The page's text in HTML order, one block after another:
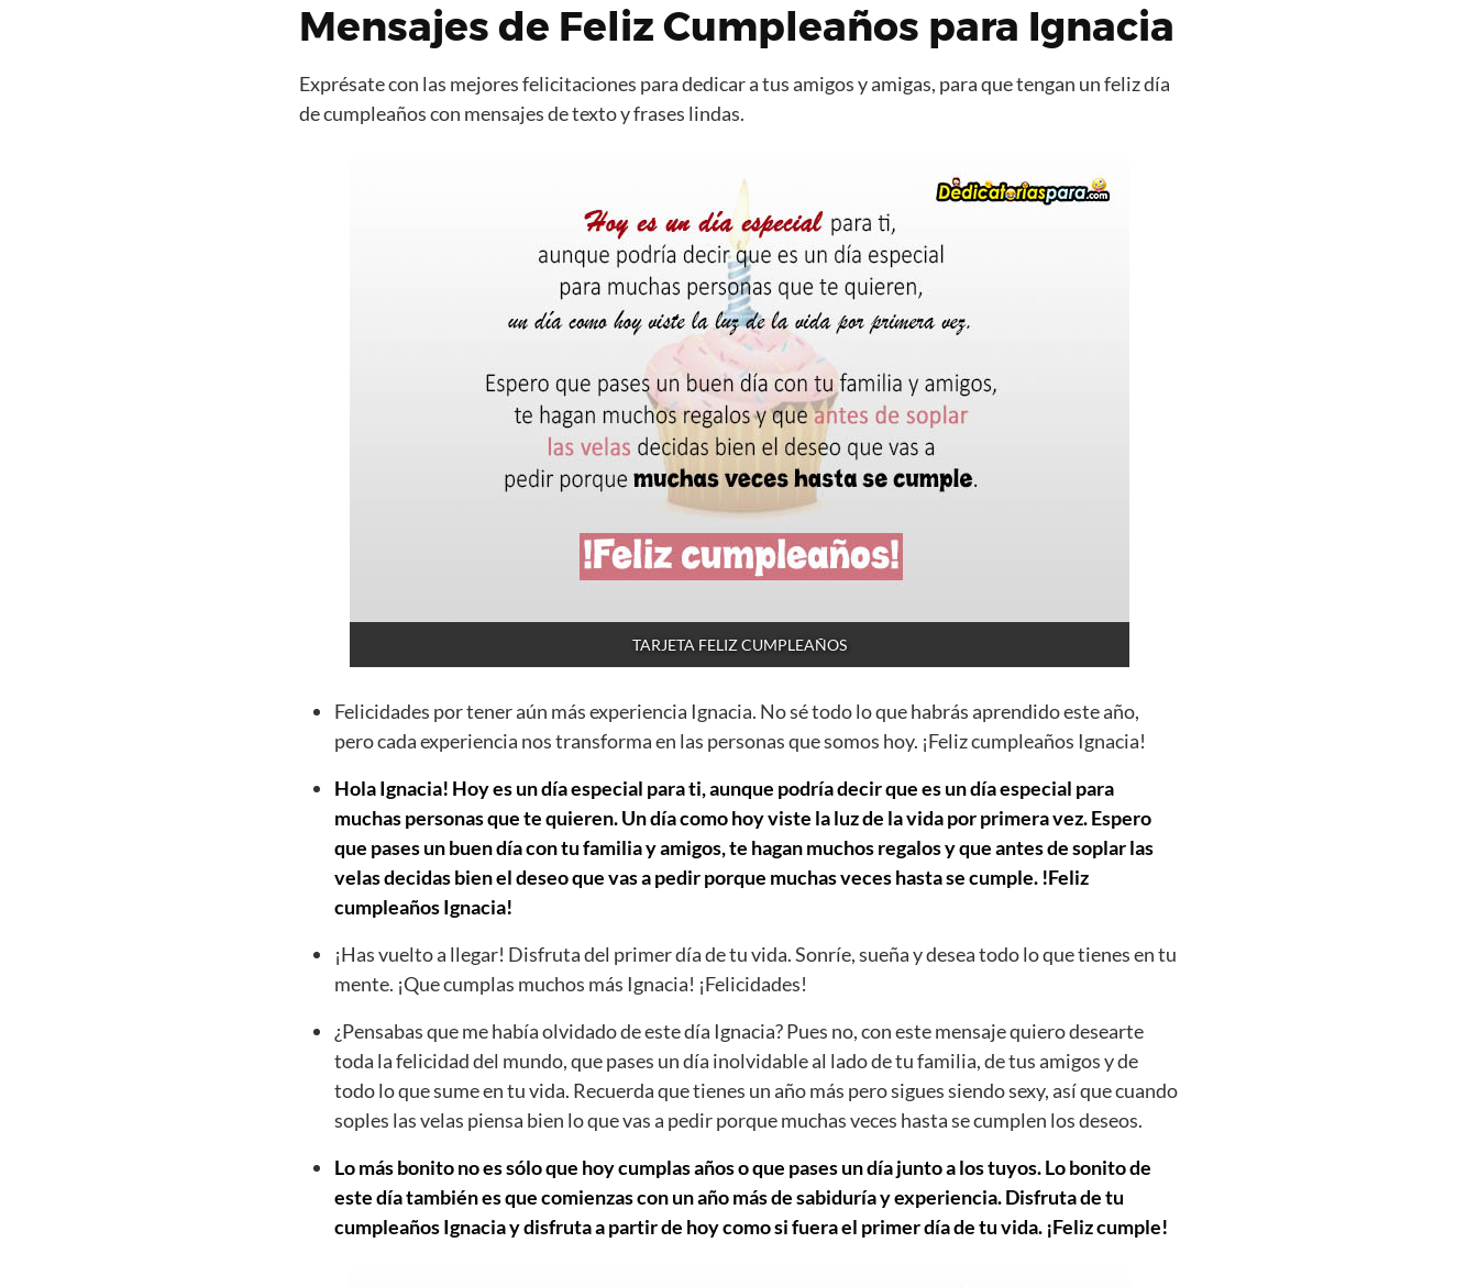
Mensajes de Feliz Cumpleaños para Ignacia
Exprésate con las mejores felicitaciones para dedicar a tus amigos y amigas, para que tengan un feliz día
de cumpleaños con mensajes de texto y frases lindas.
TARJETA FELIZ CUMPLEAÑOS
Felicidades por tener aún más experiencia Ignacia. No sé todo lo que habrás aprendido este año,
pero cada experiencia nos transforma en las personas que somos hoy. ¡Feliz cumpleaños Ignacia!
Hola Ignacia! Hoy es un día especial para ti, aunque podría decir que es un día especial para
muchas personas que te quieren. Un día como hoy viste la luz de la vida por primera vez. Espero
que pases un buen día con tu familia y amigos, te hagan muchos regalos y que antes de soplar las
velas decidas bien el deseo que vas a pedir porque muchas veces hasta se cumple. !Feliz
cumpleaños Ignacia!
¡Has vuelto a llegar! Disfruta del primer día de tu vida. Sonríe, sueña y desea todo lo que tienes en tu
mente. ¡Que cumplas muchos más Ignacia! ¡Felicidades!
¿Pensabas que me había olvidado de este día Ignacia? Pues no, con este mensaje quiero desearte
toda la felicidad del mundo, que pases un día inolvidable al lado de tu familia, de tus amigos y de
todo lo que sume en tu vida. Recuerda que tienes un año más pero sigues siendo sexy, así que cuando
soples las velas piensa bien lo que vas a pedir porque muchas veces hasta se cumplen los deseos.
Lo más bonito no es sólo que hoy cumplas años o que pases un día junto a los tuyos. Lo bonito de
este día también es que comienzas con un año más de sabiduría y experiencia. Disfruta de tu
cumpleaños Ignacia y disfruta a partir de hoy como si fuera el primer día de tu vida. ¡Feliz cumple!